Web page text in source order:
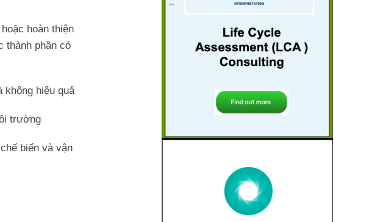
hoàn thiện
thành phần có
hiệu quả
trường
biến và vận